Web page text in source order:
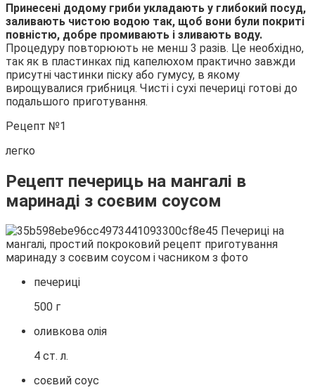
Принесені додому гриби укладають у глибокий посуд,
заливають чистою водою так, щоб вони були покриті
повністю, добре промивають і зливають воду.
Процедуру повторюють не менш 3 разів. Це необхідно,
так як в пластинках під капелюхом практично завжди
присутні частинки піску або гумусу, в якому
вирощувалися грибниця. Чисті і сухі печериці готові до
подальшого приготування.
Рецепт №1
легко
Рецепт печериць на мангалі в
маринаді з соєвим соусом
печериці
500 г
оливкова олія
4 ст. л.
соєвий соус